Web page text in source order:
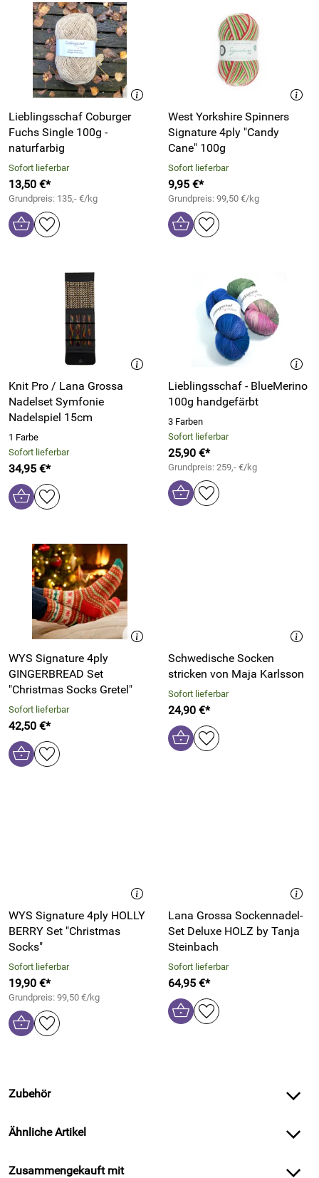
Lieblingsschaf Coburger
Fuchs Single 100g -
naturfarbig
Sofort lieferbar
13,50 €*
Grundpreis: 135,- €/kg
West Yorkshire Spinners
Signature 4ply "Candy
Cane" 100g
Sofort lieferbar
9,95 €*
Grundpreis: 99,50 €/kg
Knit Pro / Lana Grossa
Nadelset Symfonie
Nadelspiel 15cm
1 Farbe
Sofort lieferbar
34,95 €*
Lieblingsschaf - BlueMerino
100g handgefärbt
3 Farben
Sofort lieferbar
25,90 €*
Grundpreis: 259,- €/kg
WYS Signature 4ply
GINGERBREAD Set
"Christmas Socks Gretel"
Sofort lieferbar
42,50 €*
Schwedische Socken
stricken von Maja Karlsson
Sofort lieferbar
24,90 €*
WYS Signature 4ply HOLLY
BERRY Set "Christmas
Socks"
Sofort lieferbar
19,90 €*
Grundpreis: 99,50 €/kg
Lana Grossa Sockennadel-
Set Deluxe HOLZ by Tanja
Steinbach
Sofort lieferbar
64,95 €*
Zubehör
Ähnliche Artikel
Zusammengekauft mit